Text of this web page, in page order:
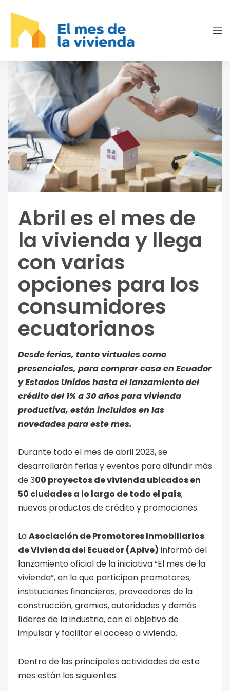
Abril es el mes de
la vivienda y llega
con varias
opciones para los
consumidores
ecuatorianos
Desde ferias, tanto virtuales como
presenciales, para comprar casa en Ecuador
y Estados Unidos hasta el lanzamiento del
crédito del 1% a 30 años para vivienda
productiva, están incluidos en las
novedades para este mes.
Durante todo el mes de abril 2023, se
desarrollarán ferias y eventos para difundir más
de 300 proyectos de vivienda ubicados en
50 ciudades a lo largo de todo el país;
nuevos productos de crédito y promociones.
LaAsociación de Promotores Inmobiliarios
de Vivienda del Ecuador (Apive) informó del
lanzamiento oficial de la iniciativa “El mes de la
vivienda”, en la que participan promotores,
instituciones financieras, proveedores de la
construcción, gremios, autoridades y demás
líderes de la industria, con el objetivo de
impulsar y facilitar el acceso a vivienda.
Dentro de las principales actividades de este
mes están las siguientes: